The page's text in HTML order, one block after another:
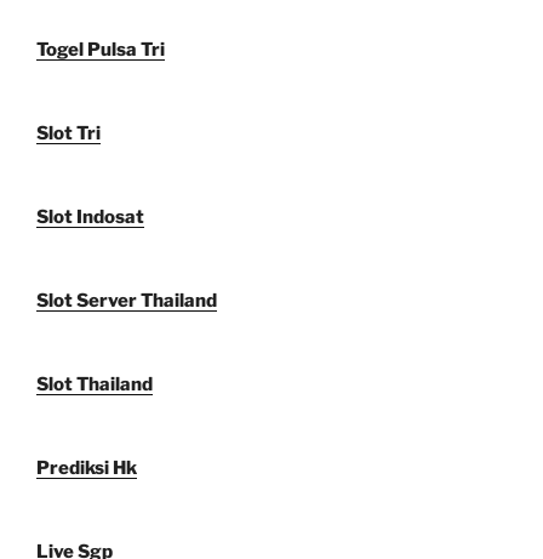
Togel Pulsa Tri
Slot Tri
Slot Indosat
Slot Server Thailand
Slot Thailand
Prediksi Hk
Live Sgp